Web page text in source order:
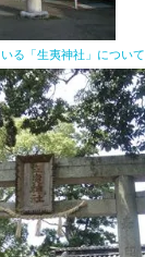
る「生夷神社」について